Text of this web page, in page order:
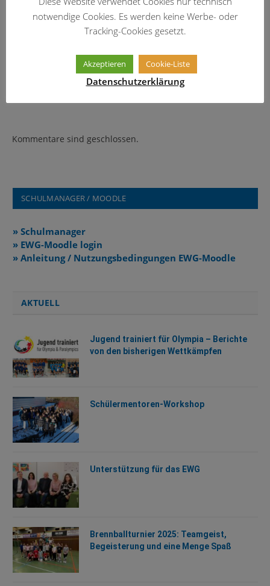
Schulversammlung – diesmal zum Schluss
Kommentare sind geschlossen.
SCHULMANAGER / MOODLE
» Schulmanager
» EWG-Moodle login
» Anleitung / Nutzungsbedingungen EWG-Moodle
AKTUELL
Jugend trainiert für Olympia – Berichte
von den bisherigen Wettkämpfen
Schülermentoren-Workshop
Unterstützung für das EWG
Brennballturnier 2025: Teamgeist,
Begeisterung und eine Menge Spaß
notwendige Cookies. Es werden keine Werbe- oder
Tracking-Cookies gesetzt.
Akzeptieren Cookie-Liste
Datenschutzerklärung